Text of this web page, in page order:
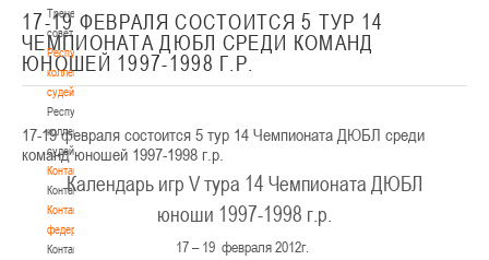
Тренерский
совет
Республиканская
коллегия
судей
Республиканская
коллегия
судей
Контакты
Контакты
Контакты
федерации
Контакты
17-19 ФЕВРАЛЯ СОСТОИТСЯ 5 ТУР 14
ЧЕМПИОНАТА ДЮБЛ СРЕДИ КОМАНД
ЮНОШЕЙ 1997-1998 Г.Р.
17-19 февраля состоится 5 тур 14 Чемпионата ДЮБЛ среди
команд юношей 1997-1998 г.р.
Календарь игр Vтура 14 Чемпионата ДЮБЛ
юноши 1997-1998 г.р.
17 – 19 февраля 2012г.